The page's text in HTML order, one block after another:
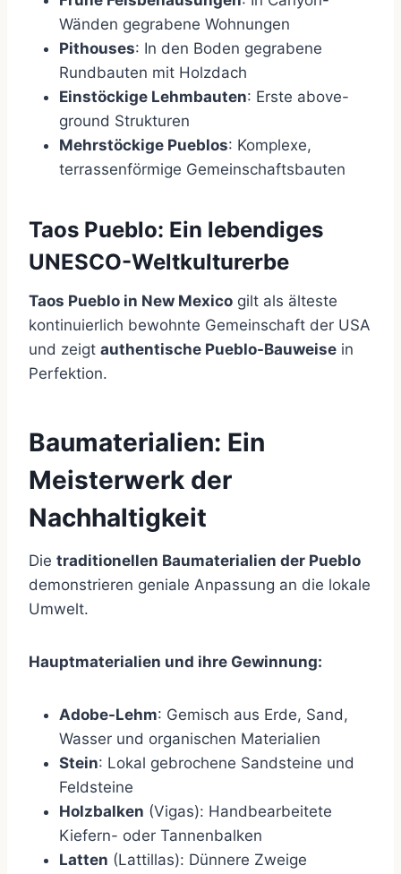
Wänden gegrabene Wohnungen
Pithouses: In den Boden gegrabene
Rundbauten mit Holzdach
Einstöckige Lehmbauten: Erste above-
ground Strukturen
Mehrstöckige Pueblos: Komplexe,
terrassenförmige Gemeinschaftsbauten
Taos Pueblo: Ein lebendiges
UNESCO-Weltkulturerbe
Taos Pueblo in New Mexico gilt als älteste
kontinuierlich bewohnte Gemeinschaft der USA
und zeigt authentische Pueblo-Bauweise in
Perfektion.
Baumaterialien: Ein
Meisterwerk der
Nachhaltigkeit
Die traditionellen Baumaterialien der Pueblo
demonstrieren geniale Anpassung an die lokale
Umwelt.
Hauptmaterialien und ihre Gewinnung:
Adobe-Lehm: Gemisch aus Erde, Sand,
Wasser und organischen Materialien
Stein: Lokal gebrochene Sandsteine und
Feldsteine
Holzbalken (Vigas): Handbearbeitete
Kiefern- oder Tannenbalken
Latten (Lattillas): Dünnere Zweige